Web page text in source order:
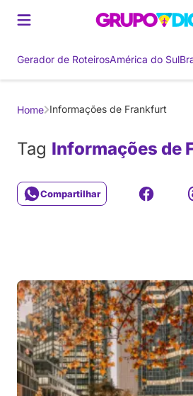
Gerador de RoteirosAmérica do Sul
Home Informações de Frankfurt
Tag Informações de
Compartilhar